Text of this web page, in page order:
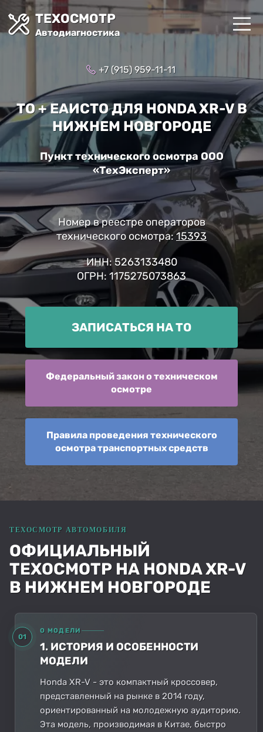
ТЕХОСМОТР
Автодиагностика
+7 (915) 959-11-11
ТО + ЕАИСТО ДЛЯ HONDA XR-V В
НИЖНЕМ НОВГОРОДЕ
Пункт технического осмотра ООО
«ТехЭксперт»
Номер в реестре операторов
технического осмотра:15393
ИНН: 5263133480
ОГРН: 1175275073863
ЗАПИСАТЬСЯ НА ТО
Федеральный закон о техническом
осмотре
Правила проведения технического
осмотра транспортных средств
ОФИЦИАЛЬНЫЙ
ТЕХОСМОТР НА HONDA XR-V
В НИЖНЕМ НОВГОРОДЕ
01
О МОДЕЛИ
1. ИСТОРИЯ И ОСОБЕННОСТИ
МОДЕЛИ
Honda XR-V - это компактный кроссовер,
представленный на рынке в 2014 году,
ориентированный на молодежную аудиторию.
Эта модель, производимая в Китае, быстро